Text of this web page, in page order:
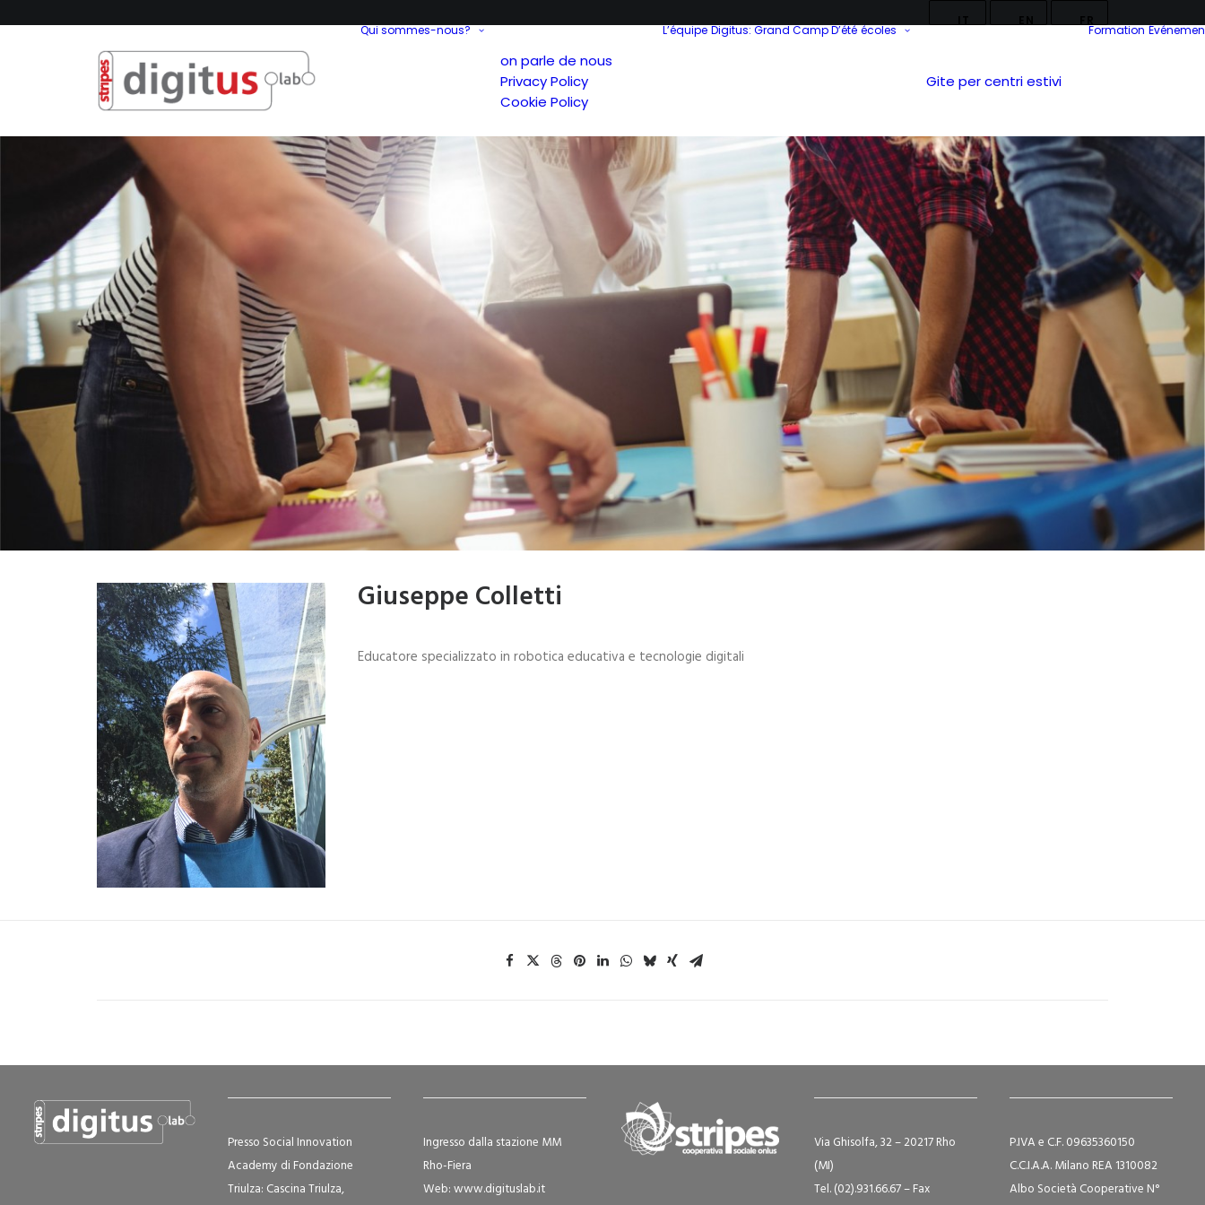
IT EN FR
Qui sommes-nous?
on parle de nous
Privacy Policy
Cookie Policy
L’équipe Digitus: Grand Camp D’été écoles
Gite per centri estivi
Formation
Giuseppe Colletti
Educatore specializzato in robotica educativa e tecnologie digitali
Presso Social Innovation
Academy di Fondazione
Triulza: Cascina Triulza,
Ingresso dalla stazione MM
Rho-Fiera
Web:www.digituslab.it
Via Ghisolfa, 32 – 20217 Rho
(MI)
Tel. (02).931.66.67 – Fax
P.IVA e C.F. 09635360150
C.C.I.A.A. Milano REA 1310082
Albo Società Cooperative N°